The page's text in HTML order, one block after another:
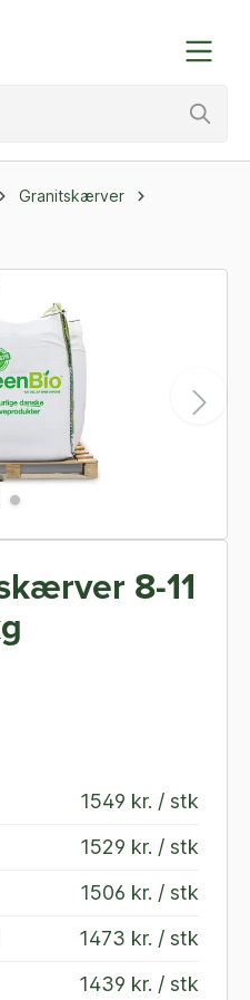
Granitskærver
8-11
1549 kr. / stk
1529 kr. / stk
1506 kr. / stk
1473 kr. / stk
1439 kr. / stk